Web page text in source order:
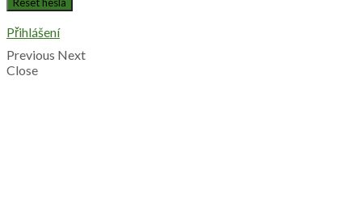
Přihlášení
Previous Next
Close